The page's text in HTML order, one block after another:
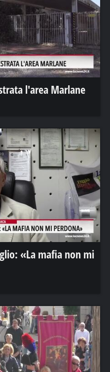
l'area Marlane
«La mafia non mi